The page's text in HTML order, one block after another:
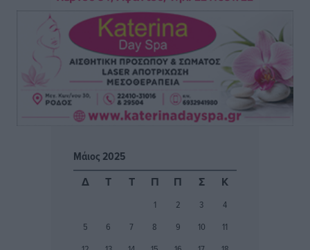
Ακαθάριστα οικόπεδα: Τι γίνεται όταν ο ιδιοκτήτης
δεν τα καθαρίσει – Πώς κινούνται δήμοι και ΠΣ,
ποιος πληρώνει τον λογαριασμό
Τοπικές Ειδήσεις• πριν 3 ώρες
Πού κινούνται οι κρατήσεις last minute σε Ελλάδα
από Γερμανούς
Το νέο Ειδικό Χωροταξικό για τον Τουρισμό
Μάιος 2025
Δ
Τ Τ Π Π Σ Κ
1 2 3
4
5
6 7 8 9 10
11